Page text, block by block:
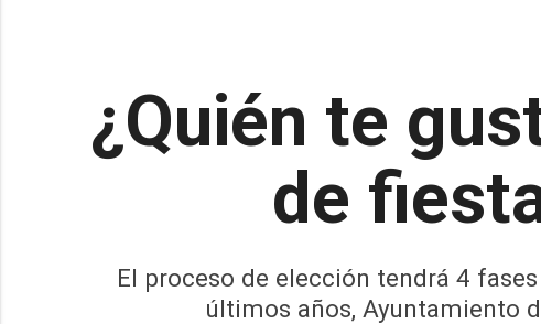
¿Quién te
de
El proceso de elección tendrá 4
últimos años, Ayuntamiento